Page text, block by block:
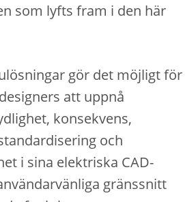
som lyfts fram i den här
gör det möjligt för
att uppnå
konsekvens,
och
i sina elektriska CAD-
gränssnitt